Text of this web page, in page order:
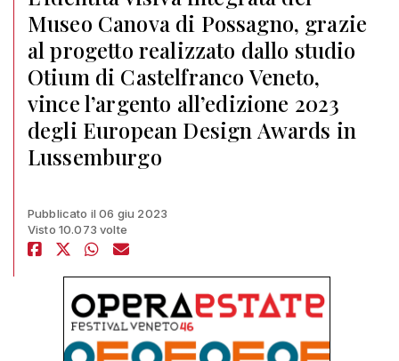
Museo Canova di Possagno, grazie
al progetto realizzato dallo studio
Otium di Castelfranco Veneto,
vince l’argento all’edizione 2023
degli European Design Awards in
Lussemburgo
Pubblicato il 06 giu 2023
Visto 10.073 volte